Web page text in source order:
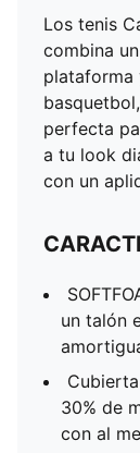
materiales
10% de
DETALLES
Calce regular
Cubierta
Con cordones
Detalles de la
PUMA Niños:
Los tenis
combina
plataforma
perfecta
a tu look
con un
un talón
30% de
con al